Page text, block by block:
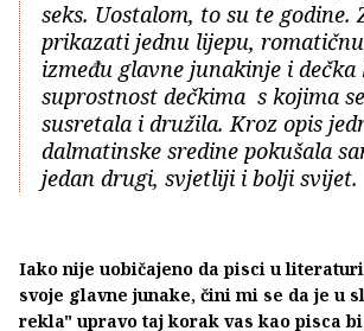
seks. Uostalom, to su te godine.
prikazati jednu lijepu,
između glavne junakinje i dečka
suprostnost dečkima s kojima
susretala i družila. Kroz opis
dalmatinske sredine pokušala
jedan drugi, svjetliji i bolji svijet.
Iako nije uobičajeno da pisci u
svoje glavne junake, čini mi se da je u
rekla" upravo taj korak vas kao pisca